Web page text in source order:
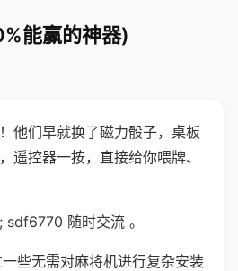
能赢的神器)
他们早就换了磁力骰子，桌板
控器一按，直接给你喂牌、
随时交流 。
些无需对麻将机进行复杂安装